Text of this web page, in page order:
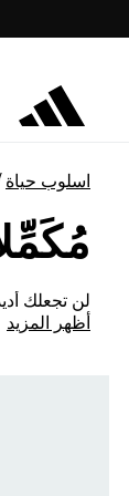
اسلوب حياة
لن تجعلك
في مجموعة
أظهر المزيد